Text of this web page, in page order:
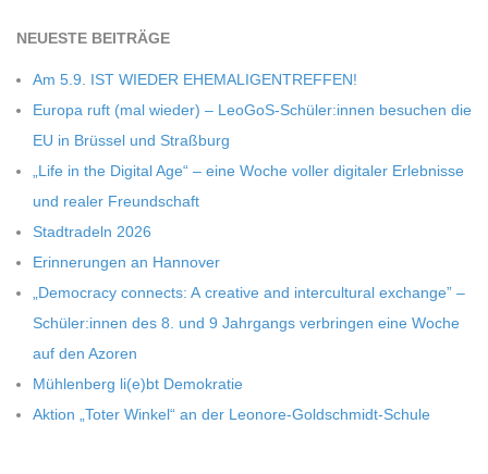
H
M
D
T
-
S
C
NEU­ESTE BEITRÄGE
Am 5.9. IST WIEDER EHEMALIGENTREFFEN!
Europa ruft (mal wie­der) – LeoGoS-Schüler:innen besu­chen die
EU in Brüs­sel und Straßburg
„Life in the Digi­tal Age“ – eine Woche vol­ler digi­ta­ler Erleb­nisse
und rea­ler Freundschaft
Stadt­ra­deln 2026
Erin­ne­run­gen an Hannover
„Demo­cracy con­nects: A crea­tive and inter­cul­tu­ral exch­ange” –
Schüler:innen des 8. und 9 Jahr­gangs ver­brin­gen eine Woche
auf den Azoren
Müh­len­berg li(e)bt Demokratie
Aktion „Toter Win­kel“ an der Leonore-Goldschmidt-Schule